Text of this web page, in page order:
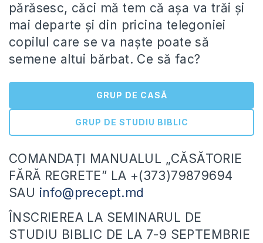
părăsesc, căci mă tem că așa va trăi și
mai departe și din pricina telegoniei
copilul care se va naște poate să
semene altui bărbat. Ce să fac?
GRUP DE CASĂ
GRUP DE STUDIU BIBLIC
COMANDAȚI MANUALUL „CĂSĂTORIE
FĂRĂ REGRETE” LA +(373)79879694
SAU info@precept.md
ÎNSCRIEREA LA SEMINARUL DE
STUDIU BIBLIC DE LA 7-9 SEPTEMBRIE